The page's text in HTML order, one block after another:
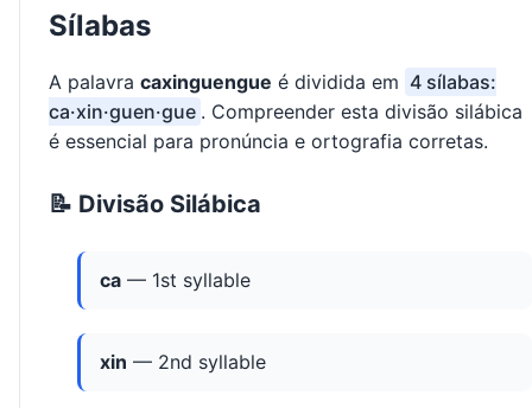
Sílabas
A palavra caxinguengue é dividida em 4 sílabas:
ca·xin·guen·gue . Compreender esta divisão silábica
é essencial para pronúncia e ortografia corretas.
📝 Divisão Silábica
ca — 1st syllable
xin — 2nd syllable